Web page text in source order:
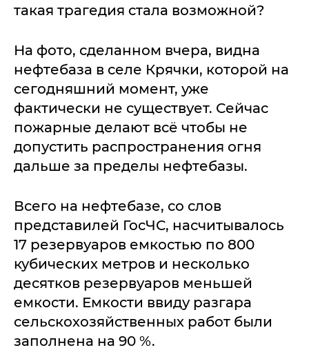
такая трагедия стала возможной?
На фото, сделанном вчера, видна
нефтебаза в селе Крячки, которой на
сегодняшний момент, уже
фактически не существует. Сейчас
пожарные делают всё чтобы не
допустить распространения огня
дальше за пределы нефтебазы.
Всего на нефтебазе, со слов
представилей ГосЧС, насчитывалось
17 резервуаров емкостью по 800
кубических метров и несколько
десятков резервуаров меньшей
емкости. Емкости ввиду разгара
сельскохозяйственных работ были
заполнена на 90 %.